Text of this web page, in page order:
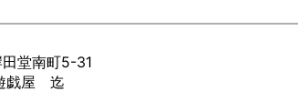
堂南町5-31
戯屋 迄